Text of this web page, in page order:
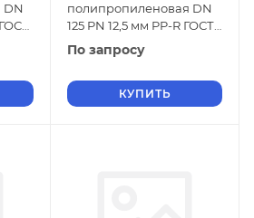
полипропиленовая DN
125 PN 12,5 мм PP-R ГОСТ
32415-2013
По запросу
КУПИТЬ